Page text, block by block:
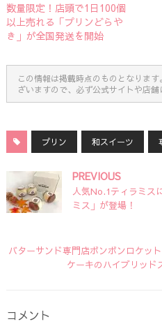
数量限定！店頭で1日100個
以上売れる「プリンどらや
き」が全国発送を開始
この情報は掲載時点のものとなりま
ざいますので、必ず公式サイトや店舗
プリン 和スイーツ
PREVIOUS
人気No.1ティラミス
ミス」が登場！
バターサンド専門店ボンボンロケッ
ケーキのハイブリッ
コメント